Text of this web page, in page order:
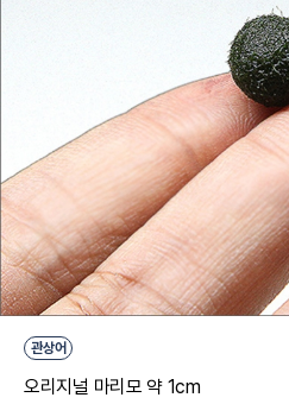
관상어
오리지널 마리모 약 1cm